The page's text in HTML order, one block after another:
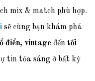
mix & match phù hợp.
sẽ cùng bạn khám phá
điển, vintage đến tối
tin tỏa sáng ở bất kỳ